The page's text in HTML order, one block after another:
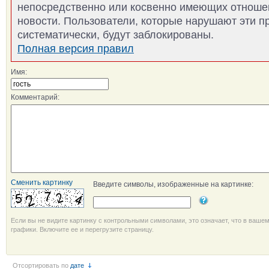
непосредственно или косвенно имеющих
новости. Пользователи, которые нарушают эти
систематически, будут заблокированы.
Полная версия правил
Имя:
Комментарий:
Сменить картинку Введите символы, изображенные на картинке:
Если вы не видите картинку с контрольными символами, это означает, что в
графики. Включите ее и перегрузите страницу.
Отсортировать по дате